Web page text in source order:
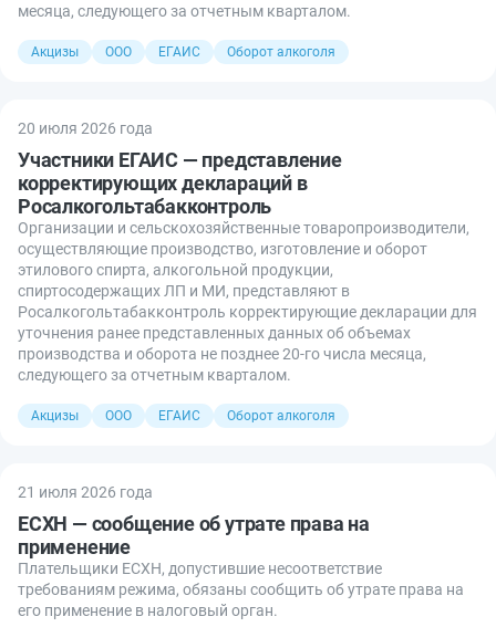
месяца, следующего за отчетным кварталом.
Акцизы ООО ЕГАИС Оборот алкоголя
20 июля 2026 года
Участники ЕГАИС — представление
корректирующих деклараций в
Росалкогольтабакконтроль
Организации и сельскохозяйственные товаропроизводители,
осуществляющие производство, изготовление и оборот
этилового спирта, алкогольной продукции,
спиртосодержащих ЛП и МИ, представляют в
Росалкогольтабакконтроль корректирующие декларации для
уточнения ранее представленных данных об объемах
производства и оборота не позднее 20-го числа месяца,
следующего за отчетным кварталом.
Акцизы ООО ЕГАИС Оборот алкоголя
21 июля 2026 года
ЕСХН — сообщение об утрате права на
применение
Плательщики ЕСХН, допустившие несоответствие
требованиям режима, обязаны сообщить об утрате права на
его применение в налоговый орган.